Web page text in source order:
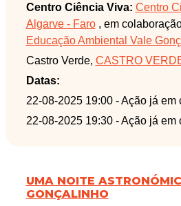
Centro Ciência Viva: Centro
Algarve - Faro, em
Educação Ambiental Vale
Castro Verde, CASTRO
Datas:
22-08-2025 19:00 - Ação já em
22-08-2025 19:30 - Ação já em
UMA NOITE
GONÇALINHO